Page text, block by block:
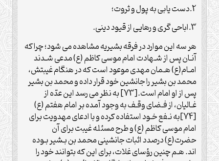
2.دست یابی به پول و ثروت؛
3.اباحی گری و رهایی از قیود دینی.
هر سه این موارد در فرقه بشیریه مشاهده می شود؛ چرا که
آنـان پس از شـهادت امام موسی کاظم (ع) مدعی شـدند
امـام(ع) هـمان مهدی موعود است که در هنگام غیبتش،
محمد بن بشیر را جانشین خود قرار داده و محمد بن بشیر
پس از او امام است.[73] به نظر می رسد این عدّه از
غـالیان، از فـضای وقـف به وجود آمده بر امام هفتم (ع)
[74]به نـفع خـود استفاده کرده و با ادعای مهدویت برای
امام موسی کاظم (ع) و طرح مسئله غیبت برای آن
حضرت(ع) درصدد اثبات جانشینی محمد بن بـشیر بـوده
اند. هـم چنین رؤسای غلات، برای این که بتوانند خود را